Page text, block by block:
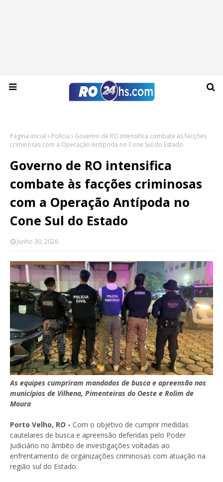
Sábado, 08 de agosto de 2026
Página inicial Polícia
Governo de RO intensifica combate às facções
criminosas com a Operação Antípoda no Cone Sul do Estado
Governo de RO intensifica
combate às facções criminosas
com a Operação Antípoda no
Cone Sul do Estado
Junho 30, 2026
As equipes cumpriram mandados de busca e apreensão nos
municípios de Vilhena, Pimenteiras do Oeste e Rolim de
Moura
Porto Velho, RO - Com o objetivo de cumprir medidas
cautelares de busca e apreensão deferidas pelo Poder
Judiciário no âmbito de investigações voltadas ao
enfrentamento de organizações criminosas com atuação na
região sul do Estado.